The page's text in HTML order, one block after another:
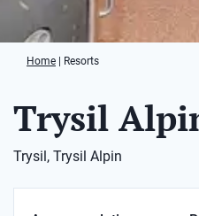
Home Resorts
Trysil
Trysil, Trysil Alpin